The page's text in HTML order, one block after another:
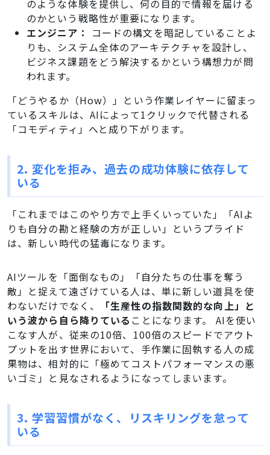
のような体験を提供し、何の目的で情報を届ける
のかという戦略性が重要になります。
エンジニア：
コードの構文を暗記していることよ
りも、システム全体のアーキテクチャを設計し、
ビジネス課題をどう解決するかという構想力が問
われます。
「どうやるか（How）」という作業レイヤーに留まっ
ているスキルは、AIによって1クリックで代替される
「コモディティ」へと成り下がります。
2. 変化を拒み、過去の成功体験に依存して
いる
「これまではこのやり方で上手くいっていた」「AIよ
りも自分の勘と経験の方が正しい」というプライド
は、新しい時代の猛毒になります。
AIツールを「面倒なもの」「自分たちの仕事を奪う
敵」と捉えて遠ざけている人は、単に新しい道具を使
わないだけでなく、
「生産性の指数関数的な向上」と
いう波から自ら降りている ことになります。 AIを使い
こなす人が、従来の10倍、100倍のスピードでアウト
プットを出す世界において、手作業に固執する人の成
果物は、相対的に「極めてコストパフォーマンスの悪
いゴミ」と見なされるようになってしまいます。
3. 学習習慣がなく、リスキリングを怠って
いる